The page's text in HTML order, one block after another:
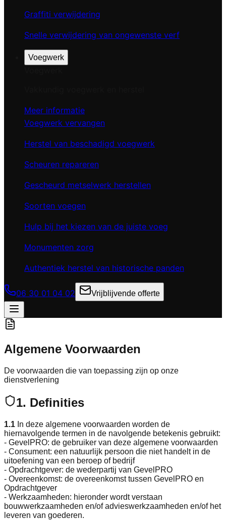
Graffiti verwijdering
Snelle verwijdering van ongewenste verf
Voegwerk
Meer informatie
Voegwerk vervangen
Herstel van beschadigd voegwerk
Scheuren repareren
Gescheurd metselwerk herstellen
Soorten voegen
Hulp bij het kiezen van de juiste voeg
Monumenten zorg
Authentiek herstel van historische panden
06 30 01 04 02 Vrijblijvende offerte
Algemene Voorwaarden
De voorwaarden die van toepassing zijn op onze
dienstverlening
1. Definities
1.1 In deze algemene voorwaarden worden de
hiernavolgende termen in de navolgende betekenis gebruikt:
- GevelPRO: de gebruiker van deze algemene voorwaarden
- Consument: een natuurlijk persoon die niet handelt in de
uitoefening van een beroep of bedrijf
- Opdrachtgever: de wederpartij van GevelPRO
- Overeenkomst: de overeenkomst tussen GevelPRO en
Opdrachtgever
- Werkzaamheden: hieronder wordt verstaan
bouwwerkzaamheden en/of advieswerkzaamheden en/of het
leveren van goederen.